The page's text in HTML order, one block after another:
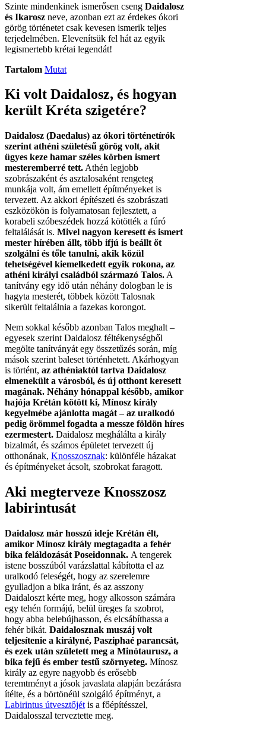
Szinte mindenkinek ismerősen cseng Daidalosz
és Ikarosz neve, azonban ezt az érdekes ókori
görög történetet csak kevesen ismerik teljes
terjedelmében. Elevenítsük fel hát az egyik
legismertebb krétai legendát!
Tartalom Mutat
Ki volt Daidalosz, és hogyan
került Kréta szigetére?
Daidalosz (Daedalus) az ókori történetírók
szerint athéni születésű görög volt, akit
ügyes keze hamar széles körben ismert
mesteremberré tett. Athén legjobb
szobrászaként és asztalosaként rengeteg
munkája volt, ám emellett építményeket is
tervezett. Az akkori építészeti és szobrászati
eszközökön is folyamatosan fejlesztett, a
korabeli szóbeszédek hozzá kötötték a fúró
feltalálását is. Mivel nagyon keresett és ismert
mester hírében állt, több ifjú is beállt őt
szolgálni és tőle tanulni, akik közül
tehetségével kiemelkedett egyik rokona, az
athéni királyi családból származó Talos. A
tanítvány egy idő után néhány dologban le is
hagyta mesterét, többek között Talosnak
sikerült feltalálnia a fazekas korongot.
Nem sokkal később azonban Talos meghalt –
egyesek szerint Daidalosz féltékenységből
megölte tanítványát egy összetűzés során, míg
mások szerint baleset történhetett. Akárhogyan
is történt, az athéniaktól tartva Daidalosz
elmenekült a városból, és új otthont keresett
magának. Néhány hónappal később, amikor
hajója Krétán kötött ki, Mínosz király
kegyelmébe ajánlotta magát – az uralkodó
pedig örömmel fogadta a messze földön híres
ezermestert. Daidalosz meghálálta a király
bizalmát, és számos épületet tervezett új
otthonának, Knosszosznak: különféle házakat
és építményeket ácsolt, szobrokat faragott.
Aki megterveze Knosszosz
labirintusát
Daidalosz már hosszú ideje Krétán élt,
amikor Mínosz király megtagadta a fehér
bika feláldozását Poseidonnak. A tengerek
istene bosszúból varázslattal kábította el az
uralkodó feleségét, hogy az szerelemre
gyulladjon a bika iránt, és az asszony
Daidaloszt kérte meg, hogy alkosson számára
egy tehén formájú, belül üreges fa szobrot,
hogy abba belebújhasson, és elcsábíthassa a
fehér bikát. Daidalosznak muszáj volt
teljesítenie a királyné, Pasziphaé parancsát,
és ezek után született meg a Minótaurusz, a
bika fejű és ember testű szörnyeteg. Mínosz
király az egyre nagyobb és erősebb
teremtményt a jósok javaslata alapján bezárásra
ítélte, és a börtönéül szolgáló építményt, a
Labirintus útvesztőjét is a főépítésszel,
Daidalosszal terveztette meg.